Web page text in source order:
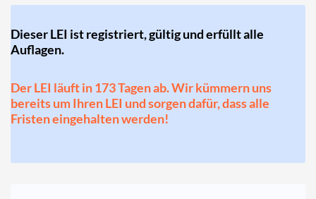
Dieser LEI ist registriert, gültig und erfüllt alle
Auflagen.
Der LEI läuft in 173 Tagen ab. Wir kümmern uns
bereits um Ihren LEI und sorgen dafür, dass alle
Fristen eingehalten werden!